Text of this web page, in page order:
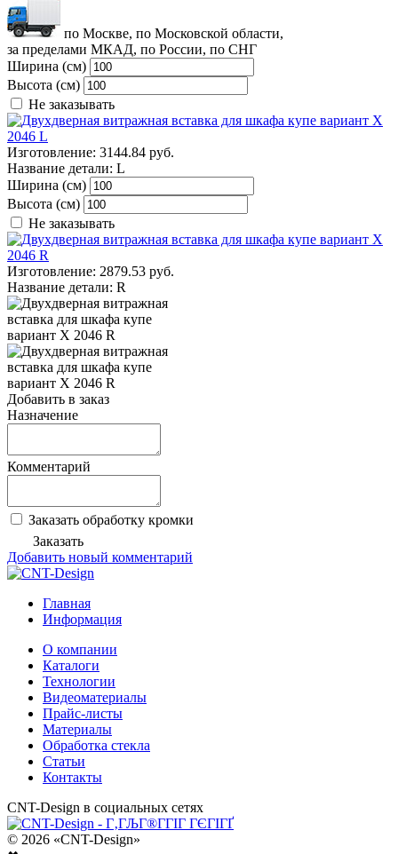
по Москве, по Московской области,
за пределами МКАД, по России, по СНГ
Ширина (см)
Высота (см)
Не заказывать
Изготовление: 3144.84 руб.
Название детали: L
Ширина (см)
Высота (см)
Не заказывать
Изготовление: 2879.53 руб.
Название детали: R
Добавить в заказ
Назначение
Комментарий
Заказать обработку кромки
Заказать
Добавить новый комментарий
Главная
Информация
О компании
Каталоги
Технологии
Видеоматериалы
Прайс-листы
Материалы
Обработка стекла
Статьи
Контакты
CNT-Design в социальных сетях
© 2026 «CNT-Design»